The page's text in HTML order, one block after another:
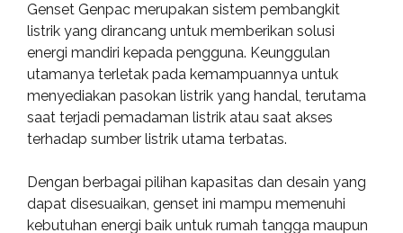
Genset Genpac merupakan sistem pembangkit
listrik yang dirancang untuk memberikan solusi
energi mandiri kepada pengguna. Keunggulan
utamanya terletak pada kemampuannya untuk
menyediakan pasokan listrik yang handal, terutama
saat terjadi pemadaman listrik atau saat akses
terhadap sumber listrik utama terbatas.
Dengan berbagai pilihan kapasitas dan desain yang
dapat disesuaikan, genset ini mampu memenuhi
kebutuhan energi baik untuk rumah tangga maupun